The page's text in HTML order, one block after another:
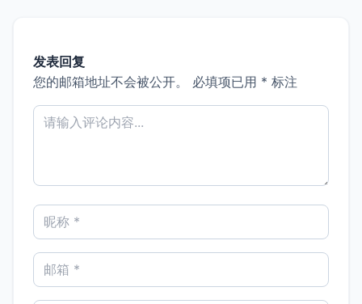
发表回复
您的邮箱地址不会被公开。
必填项已用 * 标注